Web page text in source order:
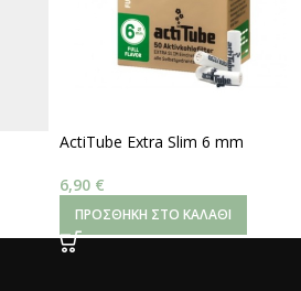
ActiTube Extra Slim 6 mm
6,90 €
ΠΡΟΣΘΉΚΗ ΣΤΟ ΚΑΛΆΘΙ